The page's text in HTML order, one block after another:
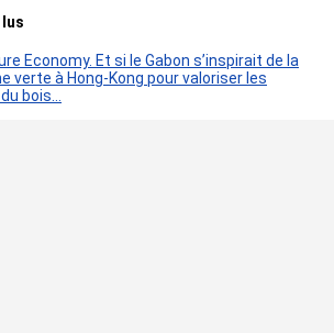
lus
Economy. Et si le Gabon s’inspirait de la
verte à Hong-Kong pour valoriser les
bois…